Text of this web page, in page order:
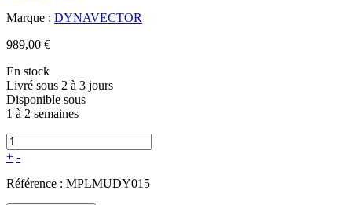
Marque : DYNAVECTOR
989,00 €
En stock
Livré sous 2 à 3 jours
Disponible sous
1 à 2 semaines
+ -
Référence : MPLMUDY015